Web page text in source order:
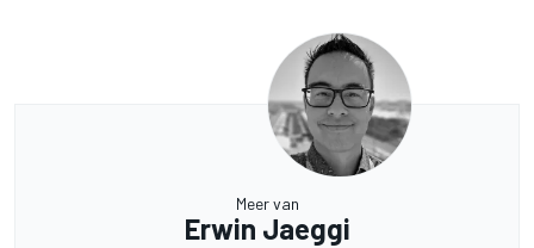
Meer van
Erwin Jaeggi